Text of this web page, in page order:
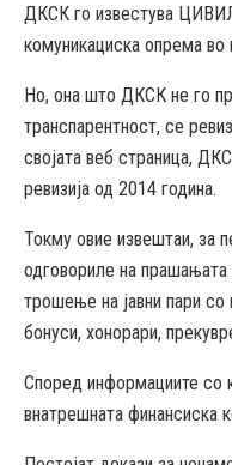
ДКСК го известува
комуникациска опрема
Но, она што ДКСК не го
транспарентност, се
својата веб страница,
ревизија од 2014 година.
Токму овие извештаи, за
одговориле на
трошење на јавни пари
бонуси, хонорари,
Според информациите со
внатрешната финансиска